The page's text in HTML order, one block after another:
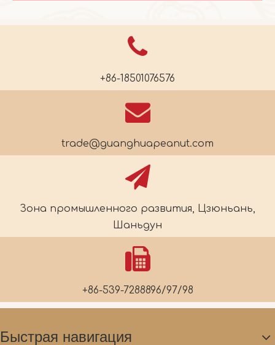
+86-18501076576
trade@guanghuapeanut.com
Зона промышленного развития, Цзюньань,
Шаньдун
+86-539-7288896/97/98
Быстрая навигация